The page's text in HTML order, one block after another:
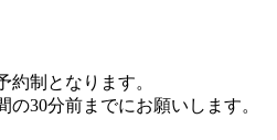
制となります。
30分前までにお願いします。